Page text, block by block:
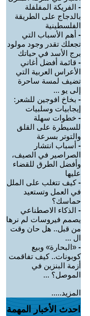
- الفريكة المفلفلة
بالدجاج على الطريقة
الفلسطينية
- أهم الأسباب التي
تجعلك تقدر وجود مولود
برج الأسد في حياتك
- قائمة أفضل أغاني
الأعراس العربية التي
تضيف لمسة ساحرة
إلى يو ...
- بخاخ افوجين للشعر:
إيجابيات وسلبيات
- خطوات سهلة
للسيطرة على القلق
والتوتر بسرعة
- أسباب انتشار
الصراصير في الصيف،
وأفضل الطرق للقضاء
عليها
-كيف تتغلب على الملل
في العمل وتستعيد
حماسك؟
- الذكاء الاصطناعي
يصمم فيروسات لم نرها
من قبل.. هل حان وقت
ال ...
- «البحارة» وبيع
كوبونات.. كيف تفاقمت
أزمة البنزين في
الموصل؟ ...
المزيد.....
احدث الأخبار المهمة